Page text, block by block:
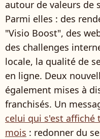
autour de valeurs de
Parmi elles : des
"Visio Boost", des
des challenges
locale, la qualité de
en ligne. Deux
également mises à
franchisés. Un
celui qui s'est affiché
mois : redonner du